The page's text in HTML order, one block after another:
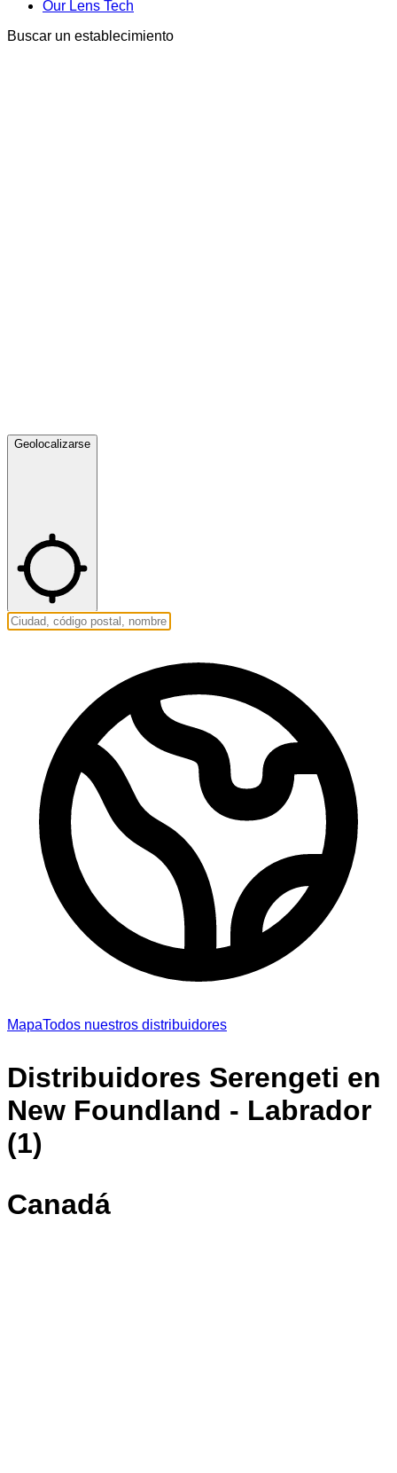
Our Lens Tech
Buscar un establecimiento
Geolocalizarse
MapaTodos nuestros distribuidores
Distribuidores Serengeti en
New Foundland - Labrador
(1)
Canadá